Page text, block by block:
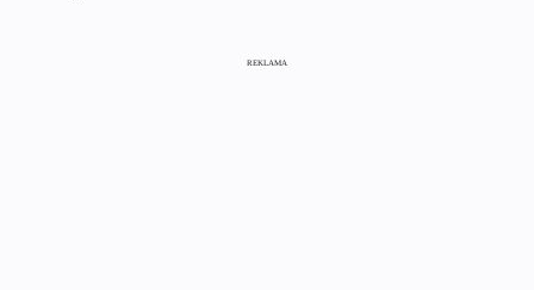
REKLAMA